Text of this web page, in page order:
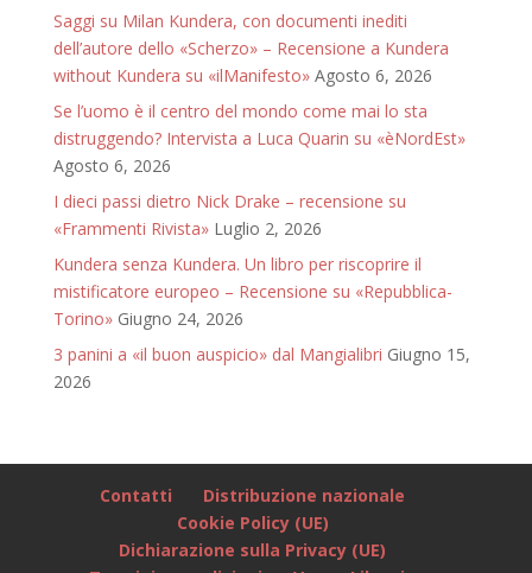
Saggi su Milan Kundera, con documenti inediti
dell’autore dello «Scherzo» – Recensione a Kundera
without Kundera su «ilManifesto» Agosto 6, 2026
Se l’uomo è il centro del mondo come mai lo sta
distruggendo? Intervista a Luca Quarin su «èNordEst»
Agosto 6, 2026
I dieci passi dietro Nick Drake – recensione su
«Frammenti Rivista» Luglio 2, 2026
Kundera senza Kundera. Un libro per riscoprire il
mistificatore europeo – Recensione su «Repubblica-
Torino» Giugno 24, 2026
3 panini a «il buon auspicio» dal Mangialibri Giugno 15,
2026
Contatti
Distribuzione nazionale
Cookie Policy (UE)
Dichiarazione sulla Privacy (UE)